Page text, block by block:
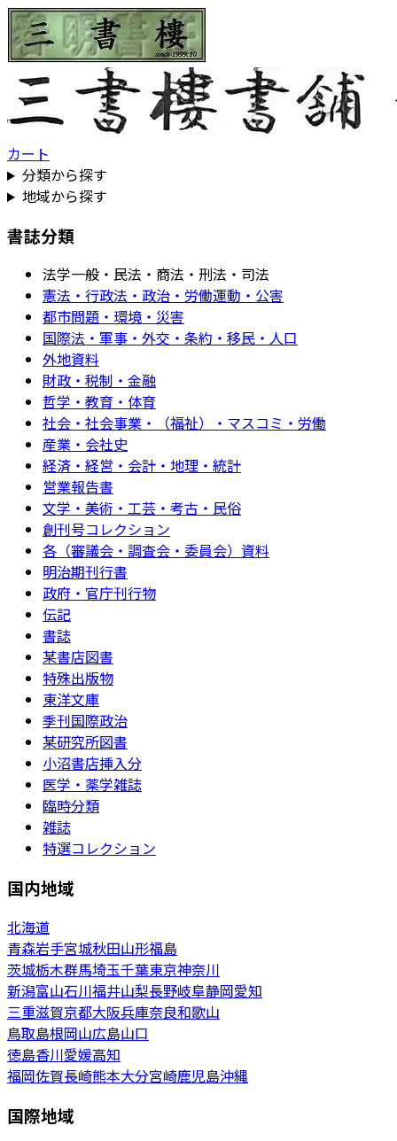
カート
分類から探す
地域から探す
書誌分類
法学一般・民法・商法・刑法・司法
憲法・行政法・政治・労働運動・公害
都市問題・環境・災害
国際法・軍事・外交・条約・移民・人口
外地資料
財政・税制・金融
哲学・教育・体育
社会・社会事業・（福祉）・マスコミ・労働
産業・会社史
経済・経営・会計・地理・統計
営業報告書
文学・美術・工芸・考古・民俗
創刊号コレクション
各（審議会・調査会・委員会）資料
明治期刊行書
政府・官庁刊行物
伝記
書誌
某書店図書
特殊出版物
東洋文庫
季刊国際政治
某研究所図書
小沼書店挿入分
医学・薬学雑誌
臨時分類
雑誌
特選コレクション
国内地域
北海道
青森岩手宮城秋田山形福島
茨城栃木群馬埼玉千葉東京神奈川
新潟富山石川福井山梨長野岐阜静岡愛知
三重滋賀京都大阪兵庫奈良和歌山
鳥取島根岡山広島山口
徳島香川愛媛高知
福岡佐賀長崎熊本大分宮崎鹿児島沖縄
国際地域